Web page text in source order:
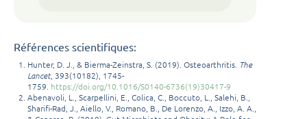
Références scientifiques:
Hunter, D. J., & Bierma-Zeinstra, S. (2019). Osteoarthritis. The
Lancet, 393(10182), 1745-
1759. https://doi.org/10.1016/S0140-6736(19)30417-9
Abenavoli, L., Scarpellini, E., Colica, C., Boccuto, L., Salehi, B.,
Sharifi-Rad, J., Aiello, V., Romano, B., De Lorenzo, A., Izzo, A. A.,